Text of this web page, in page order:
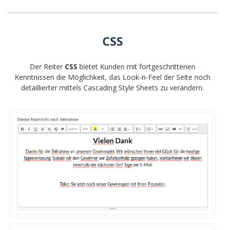
CSS
Der Reiter CSS bietet Kunden mit fortgeschrittenen
Kenntnissen die Möglichkeit, das Look-n-Feel der Seite noch
detaillierter mittels Cascading Style Sheets zu verändern.